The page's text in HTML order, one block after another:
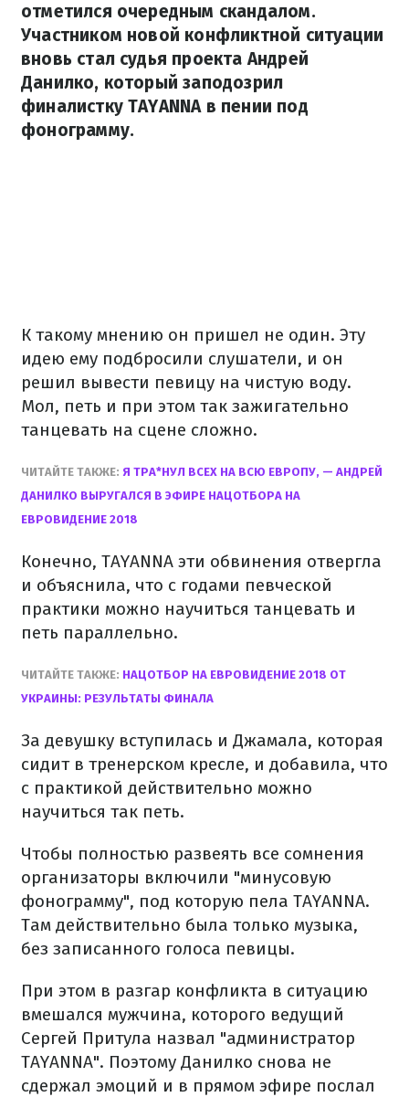
отметился очередным скандалом.
Участником новой конфликтной ситуации
вновь стал судья проекта Андрей
Данилко, который заподозрил
финалистку TAYANNA в пении под
фонограмму.
К такому мнению он пришел не один. Эту
идею ему подбросили слушатели, и он
решил вывести певицу на чистую воду.
Мол, петь и при этом так зажигательно
танцевать на сцене сложно.
ЧИТАЙТЕ ТАКЖЕ: Я ТРА*НУЛ ВСЕХ НА ВСЮ ЕВРОПУ, — АНДРЕЙ
ДАНИЛКО ВЫРУГАЛСЯ В ЭФИРЕ НАЦОТБОРА НА
ЕВРОВИДЕНИЕ 2018
Конечно, TAYANNA эти обвинения отвергла
и объяснила, что с годами певческой
практики можно научиться танцевать и
петь параллельно.
ЧИТАЙТЕ ТАКЖЕ: НАЦОТБОР НА ЕВРОВИДЕНИЕ 2018 ОТ
УКРАИНЫ: РЕЗУЛЬТАТЫ ФИНАЛА
За девушку вступилась и Джамала, которая
сидит в тренерском кресле, и добавила, что
с практикой действительно можно
научиться так петь.
Чтобы полностью развеять все сомнения
организаторы включили "минусовую
фонограмму", под которую пела TAYANNA.
Там действительно была только музыка,
без записанного голоса певицы.
При этом в разгар конфликта в ситуацию
вмешался мужчина, которого ведущий
Сергей Притула назвал "администратор
TAYANNA". Поэтому Данилко снова не
сдержал эмоций и в прямом эфире послал